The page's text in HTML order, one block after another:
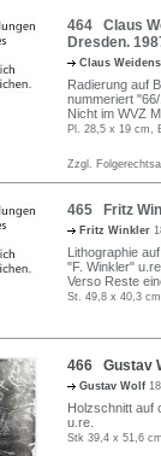
464 Claus
Dresden.
Claus
Radierung auf
nummeriert
Nicht im WVZ
Pl. 28,5 x 19 cm,
Zzgl.
465 Fritz
Fritz Winkler
Lithographie
"F. Winkler"
Verso Reste
St. 49,8 x 40,3
466 Gustav
Gustav Wolf
Holzschnitt auf
u.re.
Stk 39,4 x 51,6